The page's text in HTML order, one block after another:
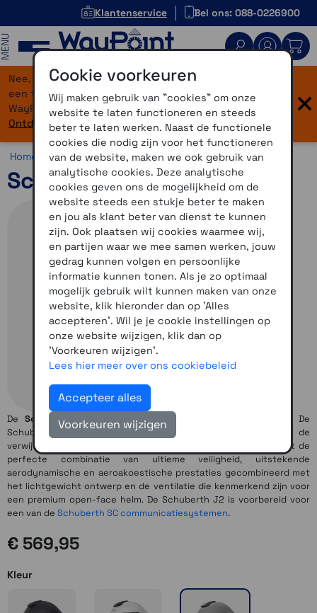
Klantenservice Bel ons: 088-0226900
Nee, je bent niet verdwaald! Onze website heeft
een flinke upgrade gekregen. Dezelfde vertrouwde
WayPoint-service, maar dan in een modern jasje.
Ontdek hier wat er allemaal nieuw is.
×
Home >Motor >Helmen >Schuberth J2
Schuberth J2 Mat Grijs 59
DeSchuberth J2
is de langverwacht opvolger van de J1. De
Schuberth J2 heeft het comfort van een jethelm en dankzij de
verwijderbare kinbeugel heb je extra bescherming. De J2 biedt de
perfecte combinatie van ultieme veiligheid, uitstekende
aerodynamische en aeroakoestische prestaties gecombineerd met
het lichtgewicht ontwerp en de ventilatie die kenmerkend zijn voor
een premium open-face helm. De Schuberth J2 is voorbereid voor
een van de Schuberth SC communicatiesystemen.
€ 569,95
Kleur
Cookie voorkeuren
Wij maken gebruik van "cookies" om onze
website te laten functioneren en steeds
beter te laten werken. Naast de functionele
cookies die nodig zijn voor het functioneren
van de website, maken we ook gebruik van
analytische cookies. Deze analytische
cookies geven ons de mogelijkheid om de
website steeds een stukje beter te maken
en jou als klant beter van dienst te kunnen
zijn. Ook plaatsen wij cookies waarmee wij,
en partijen waar we mee samen werken, jouw
gedrag kunnen volgen en persoonlijke
informatie kunnen tonen. Als je zo optimaal
mogelijk gebruik wilt kunnen maken van onze
website, klik hieronder dan op 'Alles
accepteren'. Wil je je cookie instellingen op
onze website wijzigen, klik dan op
'Voorkeuren wijzigen'.
Lees hier meer over ons cookiebeleid
Accepteer alles
Voorkeuren wijzigen